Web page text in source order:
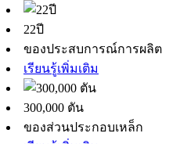
22ปี
ของประสบการณ์การผลิต
เรียนรู้เพิ่มเติม
300,000 ตัน
ของส่วนประกอบเหล็ก